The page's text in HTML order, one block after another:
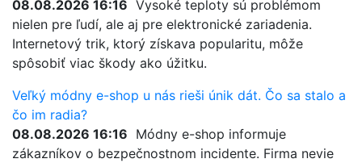
08.08.2026 16:16 Vysoké teploty sú problémom
nielen pre ľudí, ale aj pre elektronické zariadenia.
Internetový trik, ktorý získava popularitu, môže
spôsobiť viac škody ako úžitku.
Veľký módny e-shop u nás rieši únik dát. Čo sa stalo a
čo im radia?
08.08.2026 16:16 Módny e-shop informuje
zákazníkov o bezpečnostnom incidente. Firma nevie